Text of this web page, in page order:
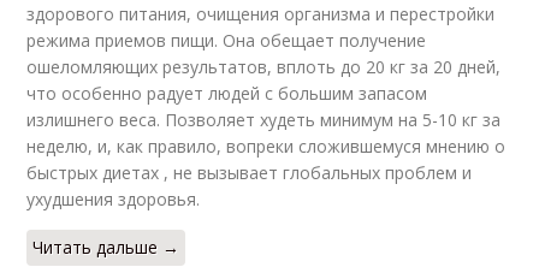
здорового питания, очищения организма и перестройки
режима приемов пищи. Она обещает получение
ошеломляющих результатов, вплоть до 20 кг за 20 дней,
что особенно радует людей с большим запасом
излишнего веса. Позволяет худеть минимум на 5-10 кг за
неделю, и, как правило, вопреки сложившемуся мнению о
быстрых диетах , не вызывает глобальных проблем и
ухудшения здоровья.
Читать дальше →